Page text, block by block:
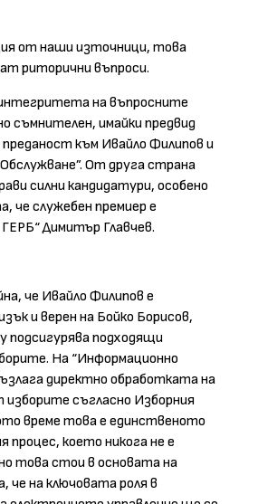
от наши източници, това
риторични въпроси.
на въпросните
съмнителен, имайки предвид
към Ивайло Филипов и
От друга страна
силни кандидатури, особено
че служебен премиер е
Димитър Главчев.
че Ивайло Филипов е
и верен на Бойко Борисов,
подсигурява подходящи
На “Информационно
директно обработката на
съгласно Изборния
време това е единственото
процес, което никога не е
това стои в основата на
че на ключовата роля в